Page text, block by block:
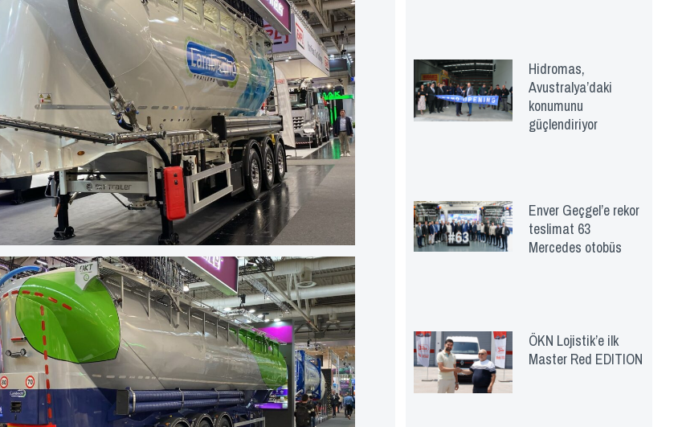
Hidromas,
Avustralya’daki
konumunu
güçlendiriyor
Enver Geçgel’e rekor
teslimat 63
Mercedes otobüs
ÖKN Lojistik’e ilk
Master Red EDITION